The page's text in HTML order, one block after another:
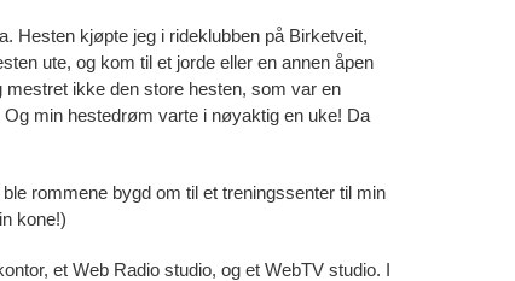
Hesten kjøpte jeg i rideklubben på Birketveit,
ute, og kom til et jorde eller en annen åpen
mestret ikke den store hesten, som var en
min hestedrøm varte i nøyaktig en uke! Da
rommene bygd om til et treningssenter til min
kone!)
et Web Radio studio, og et WebTV studio. I